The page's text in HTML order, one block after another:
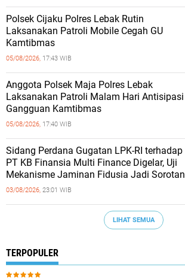
Polsek Cijaku Polres Lebak Rutin
Laksanakan Patroli Mobile Cegah GU
Kamtibmas
05/08/2026, 17:43 WIB
Anggota Polsek Maja Polres Lebak
Laksanakan Patroli Malam Hari Antisipasi
Gangguan Kamtibmas
05/08/2026, 17:40 WIB
Sidang Perdana Gugatan LPK-RI terhadap
PT KB Finansia Multi Finance Digelar, Uji
Mekanisme Jaminan Fidusia Jadi Sorotan
03/08/2026, 23:01 WIB
LIHAT SEMUA
TERPOPULER